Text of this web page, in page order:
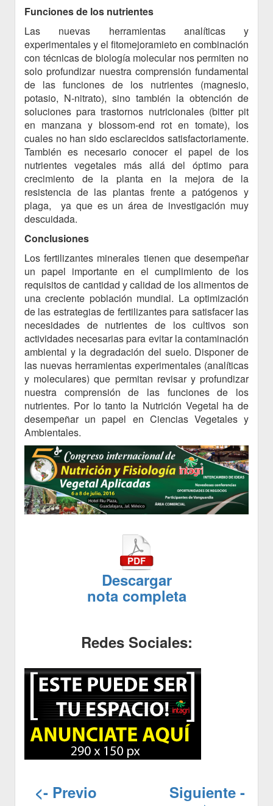
Funciones de los nutrientes
Las nuevas herramientas analíticas y
experimentales y el fitomejoramieto en combinación
con técnicas de biología molecular nos permiten no
solo profundizar nuestra comprensión fundamental
de las funciones de los nutrientes (magnesio,
potasio, N-nitrato), sino también la obtención de
soluciones para trastornos nutricionales (bitter pit
en manzana y blossom-end rot en tomate), los
cuales no han sido esclarecidos satisfactoriamente.
También es necesario conocer el papel de los
nutrientes vegetales más allá del óptimo para
crecimiento de la planta en la mejora de la
resistencia de las plantas frente a patógenos y
plaga, ya que es un área de investigación muy
descuidada.
Conclusiones
Los fertilizantes minerales tienen que desempeñar
un papel importante en el cumplimiento de los
requisitos de cantidad y calidad de los alimentos de
una creciente población mundial. La optimización
de las estrategias de fertilizantes para satisfacer las
necesidades de nutrientes de los cultivos son
actividades necesarias para evitar la contaminación
ambiental y la degradación del suelo. Disponer de
las nuevas herramientas experimentales (analíticas
y moleculares) que permitan revisar y profundizar
nuestra comprensión de las funciones de los
nutrientes. Por lo tanto la Nutrición Vegetal ha de
desempeñar un papel en Ciencias Vegetales y
Ambientales.
Descargar
nota completa
Redes Sociales:
<- Previo Siguiente -